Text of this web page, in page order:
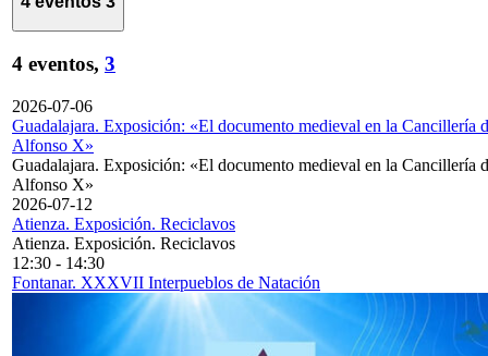
4 eventos, 3
2026-07-06
Guadalajara. Exposición: «El documento medieval en la Cancillería
Alfonso X»
Guadalajara. Exposición: «El documento medieval en la Cancillería
Alfonso X»
2026-07-12
Atienza. Exposición. Reciclavos
Atienza. Exposición. Reciclavos
12:30 - 14:30
Fontanar. XXXVII Interpueblos de Natación